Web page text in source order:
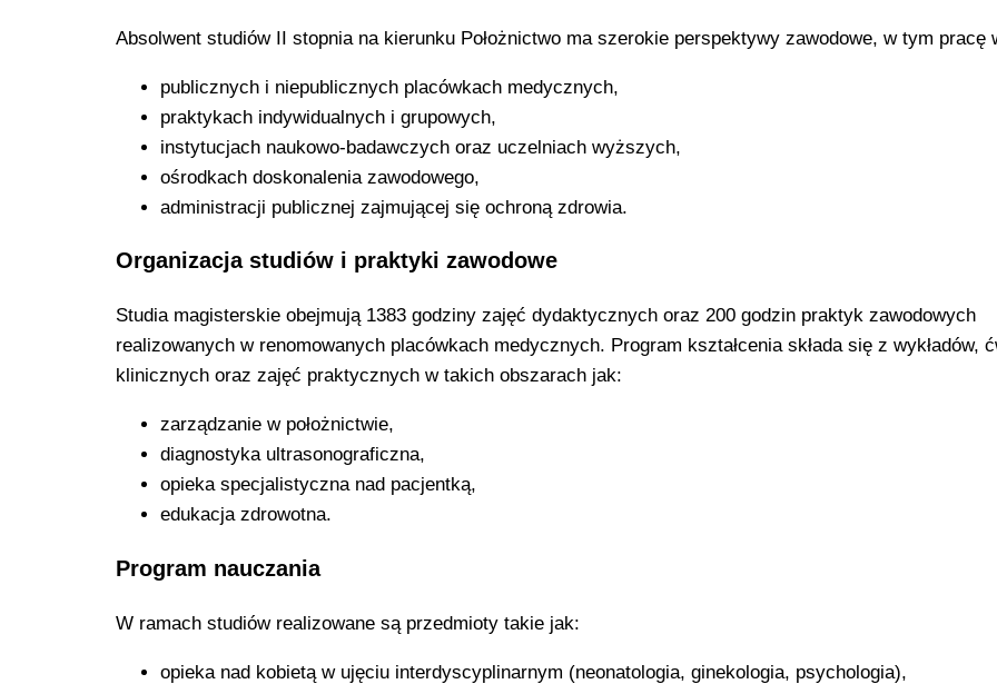
Absolwent studiów II stopnia na kierunku Położnictwo ma szerokie perspektywy zawodowe, w tym pracę
publicznych i niepublicznych placówkach medycznych,
praktykach indywidualnych i grupowych,
instytucjach naukowo-badawczych oraz uczelniach wyższych,
ośrodkach doskonalenia zawodowego,
administracji publicznej zajmującej się ochroną zdrowia.
Organizacja studiów i praktyki zawodowe
Studia magisterskie obejmują 1383 godziny zajęć dydaktycznych oraz 200 godzin praktyk zawodowych
realizowanych w renomowanych placówkach medycznych. Program kształcenia składa się z wykładów,
klinicznych oraz zajęć praktycznych w takich obszarach jak:
zarządzanie w położnictwie,
diagnostyka ultrasonograficzna,
opieka specjalistyczna nad pacjentką,
edukacja zdrowotna.
Program nauczania
W ramach studiów realizowane są przedmioty takie jak:
opieka nad kobietą w ujęciu interdyscyplinarnym (neonatologia, ginekologia, psychologia),